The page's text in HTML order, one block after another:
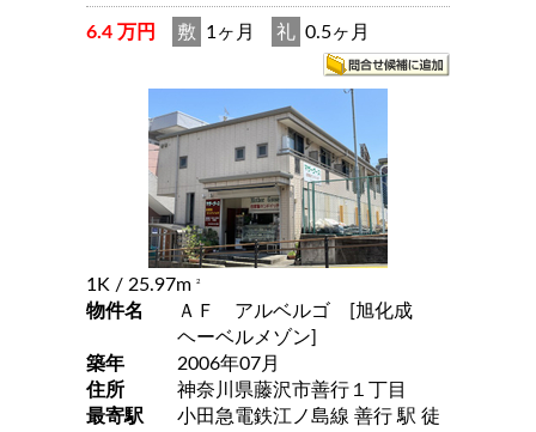
6.4 万円 敷 1ヶ月 礼 0.5ヶ月
1K / 25.97m 2
物件名
ＡＦ アルベルゴ [旭化成
ヘーベルメゾン]
築年
2006年07月
住所
神奈川県藤沢市善行１丁目
最寄駅
小田急電鉄江ノ島線 善行 駅 徒